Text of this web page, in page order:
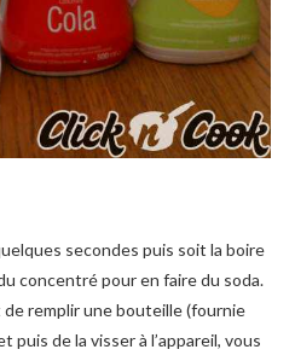
secondes puis soit la boire
concentré pour en faire du soda.
de remplir une bouteille (fournie
puis de la visser à l’appareil, vous